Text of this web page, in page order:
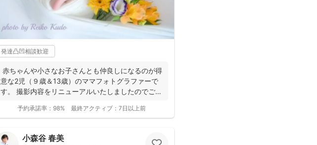
発達凸凹相談歓迎
赤ちゃんや小さなお子さんとも仲良しになるのが得
意な2児（９歳＆13歳）のママフォトグラファーで
す。 撮影内容をリニューアルいたしましたのでご案
予約承諾率： 98% 最終アクティブ： 7日以上前
小森谷 春美